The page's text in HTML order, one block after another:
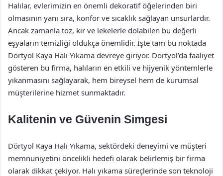
Halılar, evlerimizin en önemli dekoratif öğelerinden biri
olmasının yanı sıra, konfor ve sıcaklık sağlayan unsurlardır.
Ancak zamanla toz, kir ve lekelerle dolabilen bu değerli
eşyaların temizliği oldukça önemlidir. İşte tam bu noktada
Dörtyol Kaya Halı Yıkama devreye giriyor. Dörtyol’da faaliyet
gösteren bu firma, halıların en etkili ve hijyenik yöntemlerle
yıkanmasını sağlayarak, hem bireysel hem de kurumsal
müşterilerine hizmet sunmaktadır.
Kalitenin ve Güvenin Simgesi
Dörtyol Kaya Halı Yıkama, sektördeki deneyimi ve müşteri
memnuniyetini öncelikli hedefi olarak belirlemiş bir firma
olarak dikkat çekiyor. Halı yıkama süreçlerinde son teknoloji